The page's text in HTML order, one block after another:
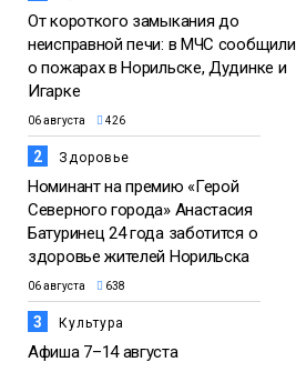
От короткого замыкания до
неисправной печи: в МЧС сообщили
о пожарах в Норильске, Дудинке и
Игарке
06 августа 426
2 Здоровье
Номинант на премию «Герой
Северного города» Анастасия
Батуринец 24 года заботится о
здоровье жителей Норильска
06 августа 638
3 Культура
Афиша 7–14 августа